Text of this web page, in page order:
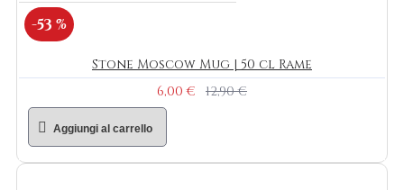
-53 %
Stone Moscow Mug | 50 cl Rame
6,00 €
12,90 €
Aggiungi al carrello